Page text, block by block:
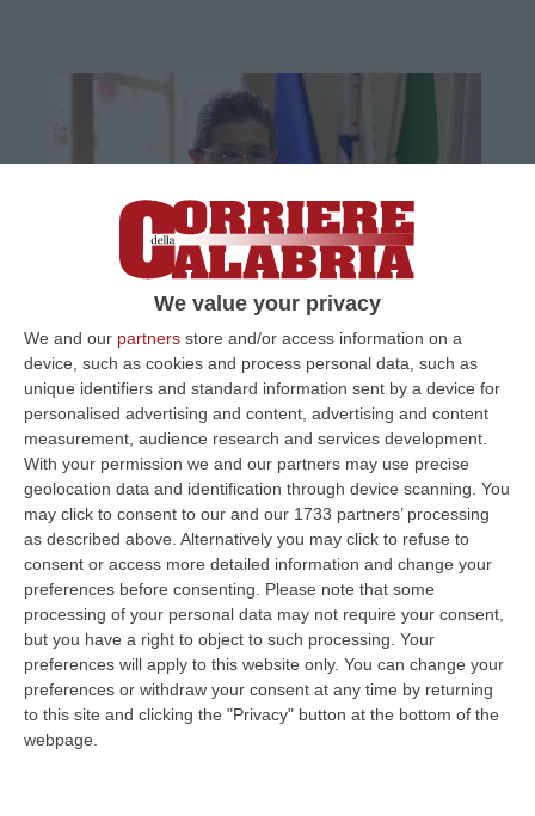
We value your privacy
We and our partners store and/or access information on a
device, such as cookies and process personal data, such as
unique identifiers and standard information sent by a device for
personalised advertising and content, advertising and content
measurement, audience research and services development.
With your permission we and our partners may use precise
geolocation data and identification through device scanning. You
may click to consent to our and our 1733 partners’ processing
as described above. Alternatively you may click to refuse to
consent or access more detailed information and change your
preferences before consenting. Please note that some
processing of your personal data may not require your consent,
but you have a right to object to such processing. Your
preferences will apply to this website only. You can change your
preferences or withdraw your consent at any time by returning
to this site and clicking the "Privacy" button at the bottom of the
webpage.
Rombiolo, dal 5 dicembre al via il corso di
formazione di esperto casaro
La soddisfazione del presidente del Gal Terre
Vibonesi, Papillo: «Iniziative fondamentali per
divulgare un’arte antichissima»
Pubblicato il: 03/12/22 – 11:54